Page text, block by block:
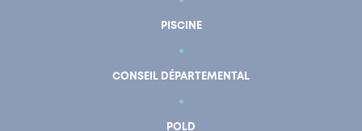
PISCINE
CONSEIL DÉPARTEMENTAL
POLD